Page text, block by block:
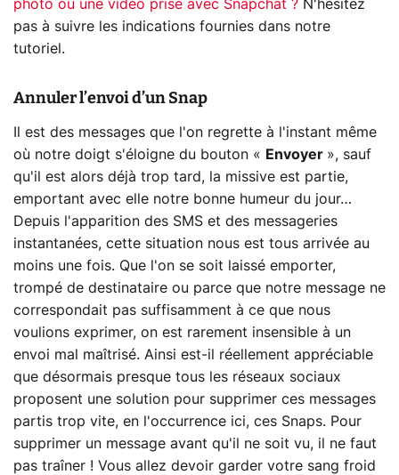
photo ou une vidéo prise avec Snapchat ? N'hésitez
pas à suivre les indications fournies dans notre
tutoriel.
Annuler l’envoi d’un Snap
Il est des messages que l'on regrette à l'instant même
où notre doigt s'éloigne du bouton « Envoyer », sauf
qu'il est alors déjà trop tard, la missive est partie,
emportant avec elle notre bonne humeur du jour…
Depuis l'apparition des SMS et des messageries
instantanées, cette situation nous est tous arrivée au
moins une fois. Que l'on se soit laissé emporter,
trompé de destinataire ou parce que notre message ne
correspondait pas suffisamment à ce que nous
voulions exprimer, on est rarement insensible à un
envoi mal maîtrisé. Ainsi est-il réellement appréciable
que désormais presque tous les réseaux sociaux
proposent une solution pour supprimer ces messages
partis trop vite, en l'occurrence ici, ces Snaps. Pour
supprimer un message avant qu'il ne soit vu, il ne faut
pas traîner ! Vous allez devoir garder votre sang froid